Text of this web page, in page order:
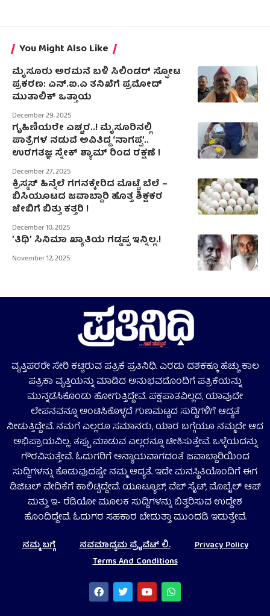
You Might Also Like
ಮೈಸೂರು ಅರಮನೆ ಬಳಿ ಸಿಲಿಂಡರ್ ಸ್ಫೋಟ
ಪ್ರಕರಣ: ಎನ್.ಐ.ಎ ತನಿಖೆಗೆ ಪ್ರಮೋದ್
ಮುತಾಲಿಕ್ ಒತ್ತಾಯ
December 29, 2025
ಗೃಹಿಣಿಯರೇ ಎಚ್ಚರ..! ಮೈಸೂರಿನಲ್ಲಿ
ಪಾತ್ರೆಗಳ ನಡುವೆ ಅವಿತಿದ್ದ ‘ನಾಗಪ್ಪ’..
ಉರಗತಜ್ಞ ಸ್ನೇಕ್‌ ಶ್ಯಾಮ್‌ ರಿಂದ ರಕ್ಷಣೆ !
December 27, 2025
ಕ್ರಿಸ್ಮಸ್‌ ಹಿನ್ನೆಲೆ ಗಗನಕ್ಕೇರಿದ ಮೊಟ್ಟೆ ಬೆಲೆ –
ಬಿಸಿಯೂಟದ ಜವಾಬ್ದಾರಿ ಹೊತ್ತ ಶಿಕ್ಷಕರ
ಜೇಬಿಗೆ ಬಿತ್ತು ಕತ್ತರಿ !
December 10, 2025
ʼತಿಥಿʼ ಸಿನಿಮಾ ಖ್ಯಾತಿಯ ಗಡ್ಡಪ್ಪ ಇನ್ನಿಲ್ಲ.!
November 12, 2025
ವೃತ್ತಿಪರರೇ ಸೇರಿ ಕಟ್ಟಿರುವ ಪತ್ರಿಕೆ ಪ್ರತಿನಿಧಿ. ಎರಡು ದಶಕಕ್ಕೂ ಹೆಚ್ಚು ಕಾಲ
ಪತ್ರಿಕಾ ವೃತ್ತಿಯನ್ನು ಮಾಡಿದ ಅನುಭವದೊಂದಿಗೆ ಪತ್ರಿಕೆಯನ್ನು
ಮುನ್ನಡೆಸಿಕೊಂಡು ಹೋಗುತ್ತಿದ್ದೇವೆ. ಪಕ್ಷಪಾತವಿಲ್ಲದ, ಯಾವುದೇ
ಲೇಪನವನ್ನೂ ಅಂಟಿಸಿಕೊಳ್ಳದೆ ಗುಣಮಟ್ಟದ ಸುದ್ದಿಗಳಿಗೆ ಆದ್ಯತೆ
ನೀಡುತ್ತಿದ್ದೇವೆ. ನಮಗೆ ಎಲ್ಲರೂ ಸಮಾನರು, ಯಾರ ಬಗ್ಗೆಯೂ ನಮ್ಮದೇ ಆದ
ಅಭಿಪ್ರಾಯವಿಲ್ಲ. ತಪ್ಪು ಮಾಡುವ ಎಲ್ಲರನ್ನೂ ಟೀಕಿಸುತ್ತೇವೆ. ಒಳ್ಳೆಯದನ್ನು
ಗೌರವಿಸುತ್ತೇವೆ. ಓದುಗರಿಗೆ ಅನ್ಯಾಯವಾಗದಂತೆ ಜವಾಬ್ದಾರಿಯಿಂದ
ಸುದ್ದಿಗಳನ್ನು ಕೊಡುವುದಷ್ಟೇ ನಮ್ಮ ಆದ್ಯತೆ. ಇದೇ ಮನಸ್ಥಿತಿಯೊಂದಿಗೆ ಈಗ
ಡಿಜಿಟಲ್‌ ವೇದಿಕೆಗೆ ಕಾಲಿಟ್ಟಿದ್ದೇವೆ. ಯೂಟ್ಯೂಬ್‌, ವೆಬ್ ಸೈಟ್‌, ಮೊಬೈಲ್‌ ಆಪ್‌
ಮತ್ತು ಇ- ರೆಡಿಯೋ ಮೂಲಕ ಸುದ್ದಿಗಳನ್ನು ಬಿತ್ತರಿಸುವ ಉದ್ದೇಶ
ಹೊಂದಿದ್ದೇವೆ. ಓದುಗರ ಸಹಕಾರ ಬೇಡುತ್ತಾ ಮುಂದಡಿ ಇಡುತ್ತೇವೆ.
ನಮ್ಮ ಬಗ್ಗೆ ನವಮಾಧ್ಯಮ ಪ್ರೈವೆಟ್‌ ಲಿ.
Privacy Policy
Terms And Conditions